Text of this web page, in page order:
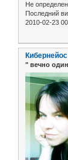
Не
Последний
2010-02-23
Кибернейос
" вечно